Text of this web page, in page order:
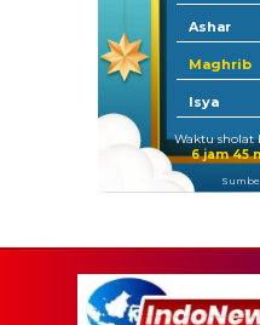
Ashar
Maghrib
Isya
Waktu sholat
6 jam 45